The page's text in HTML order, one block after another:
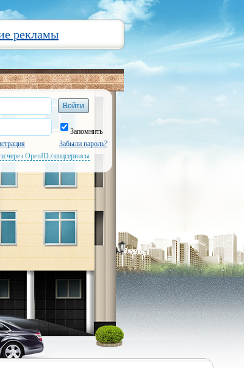
рекламы
Запомнить
Забыли пароль?
через OpenID / соцсервисы